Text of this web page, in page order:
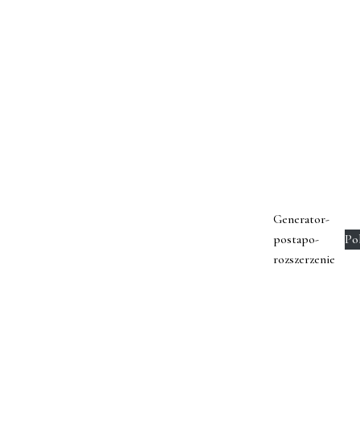
Generator-
postapo-
rozszerzenie